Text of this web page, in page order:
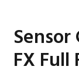
FX Full